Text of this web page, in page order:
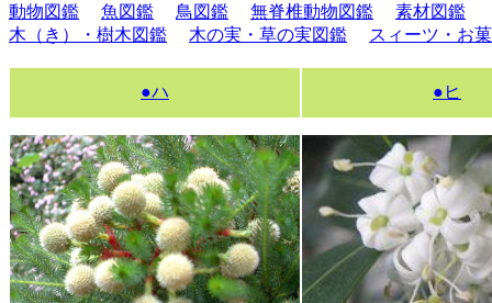
動物図鑑
魚図鑑 鳥図鑑 無脊椎動物図鑑
素材図鑑
木（き）・樹木図鑑
木の実・草の実図鑑 スィーツ・お
●ハ ●ヒ